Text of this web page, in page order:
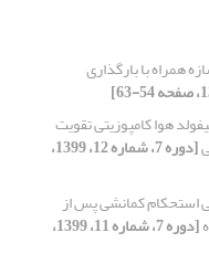
همراه با بارگذاری
هوا کامپوزیتی تقویت
[دوره 7، شماره 12، 1399،
استحکام کمانشی پس از
[دوره 7، شماره 11، 1399،